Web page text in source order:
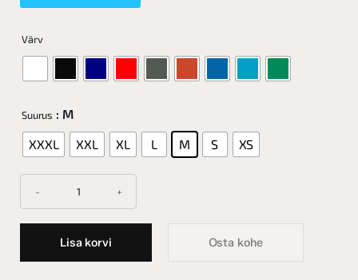
Värv
Suurus : M
XXXL
XXL XL L M S XS
Lisa korvi Osta kohe